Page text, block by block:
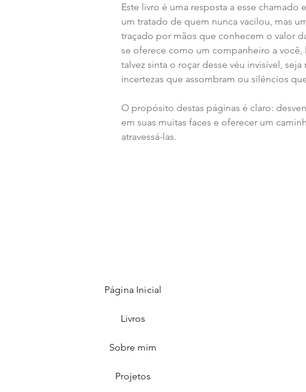
Este livro é uma resposta a esse
um tratado de quem nunca vacilou, mas
traçado por mãos que conhecem o valor
se oferece como um companheiro a você,
talvez sinta o roçar desse véu invisível, seja
incertezas que assombram ou silêncios
O propósito destas páginas é claro:
em suas muitas faces e oferecer um
atravessá-las.
Página Inicial
Livros
Sobre mim
Projetos